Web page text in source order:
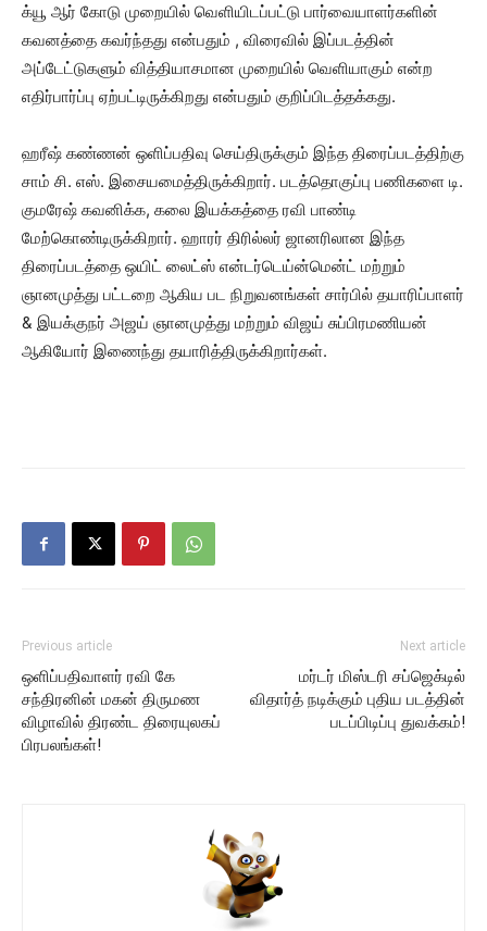
க்யூ ஆர் கோடு முறையில் வெளியிடப்பட்டு பார்வையாளர்களின்
கவனத்தை கவர்ந்தது என்பதும் , விரைவில் இப்படத்தின்
அப்டேட்டுகளும் வித்தியாசமான முறையில் வெளியாகும் என்ற
எதிர்பார்ப்பு ஏற்பட்டிருக்கிறது என்பதும் குறிப்பிடத்தக்கது.
ஹரீஷ் கண்ணன் ஒளிப்பதிவு செய்திருக்கும் இந்த திரைப்படத்திற்கு
சாம் சி. எஸ். இசையமைத்திருக்கிறார். படத்தொகுப்பு பணிகளை டி.
குமரேஷ் கவனிக்க, கலை இயக்கத்தை ரவி பாண்டி
மேற்கொண்டிருக்கிறார். ஹாரர் திரில்லர் ஜானரிலான இந்த
திரைப்படத்தை ஒயிட் லைட்ஸ் என்டர்டெய்ன்மென்ட் மற்றும்
ஞானமுத்து பட்டறை ஆகிய பட நிறுவனங்கள் சார்பில் தயாரிப்பாளர்
& இயக்குநர் அஜய் ஞானமுத்து மற்றும் விஜய் சுப்பிரமணியன்
ஆகியோர் இணைந்து தயாரித்திருக்கிறார்கள்.
Previous article
ஒளிப்பதிவாளர் ரவி கே
சந்திரனின் மகன் திருமண
விழாவில் திரண்ட திரையுலகப்
பிரபலங்கள்!
Next article
மர்டர் மிஸ்டரி சப்ஜெக்டில்
விதார்த் நடிக்கும் புதிய படத்தின்
படப்பிடிப்பு துவக்கம்!